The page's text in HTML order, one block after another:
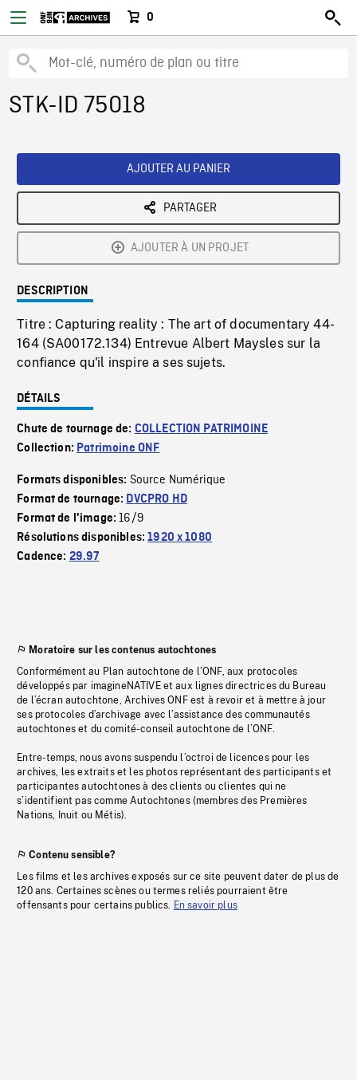
0
STK-ID 75018
AJOUTER AU PANIER
PARTAGER
AJOUTER À UN PROJET
DESCRIPTION
Titre : Capturing reality : The art of documentary 44-
164 (SA00172.134) Entrevue Albert Maysles sur la
confiance qu'il inspire a ses sujets.
DÉTAILS
Chute de tournage de: COLLECTION PATRIMOINE
Collection: Patrimoine ONF
Formats disponibles: Source Numérique
Format de tournage: DVCPRO HD
Format de l'image:16/9
Résolutions disponibles:1920 x 1080
Cadence: 29.97
Moratoire sur les contenus autochtones
Conformément au Plan autochtone de l’ONF, aux protocoles
développés par imagineNATIVE et aux lignes directrices du Bureau
de l’écran autochtone, Archives ONF est à revoir et à mettre à jour
ses protocoles d’archivage avec l’assistance des communautés
autochtones et du comité-conseil autochtone de l’ONF.
Entre-temps, nous avons suspendu l’octroi de licences pour les
archives, les extraits et les photos représentant des participants et
participantes autochtones à des clients ou clientes qui ne
s’identifient pas comme Autochtones (membres des Premières
Nations, Inuit ou Métis).
Contenu sensible?
Les films et les archives exposés sur ce site peuvent dater de plus de
120 ans. Certaines scènes ou termes reliés pourraient être
offensants pour certains publics. En savoir plus